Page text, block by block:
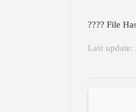
???? File
Last update: